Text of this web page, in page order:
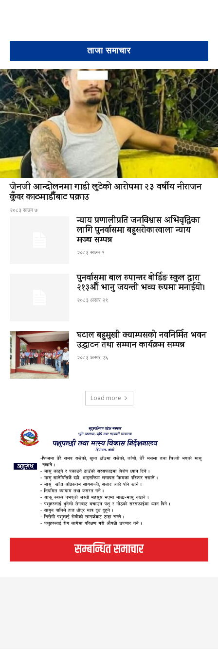
ताजा समाचार
जेनजी आन्दोलनमा गाडी लुटेको आरोपमा २३ वर्षीय नीराजन
कुँवर काठमाडौँबाट पक्राउ
२०८३ साउन ७
न्याय प्रणालीप्रति जनविश्वास अभिवृद्धिका
लागि पुनर्वासमा बहुसरोकारवाला न्याय
मञ्च सम्पन्न
२०८३ साउन १
पुनर्वासमा बाल रुपान्तर बोर्डिङ स्कुल द्धारा
२१३औँ भानु जयन्ती भव्य रूपमा मनाईयो।
२०८३ असार २९
घटाल बहुमुखी क्याम्पसको नवनिर्मित भवन
उद्घाटन तथा सम्मान कार्यक्रम सम्पन्न
२०८३ असार २६
Load more
सम्बन्धित समाचार